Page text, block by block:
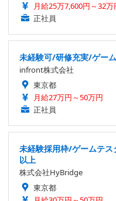
月給25万7,600円～32万
正社員
未経験可/研修充実/ゲー
infront株式会社
東京都
月給27万円～50万円
正社員
未経験採用枠/ゲームテ
以上
株式会社HyBridge
東京都